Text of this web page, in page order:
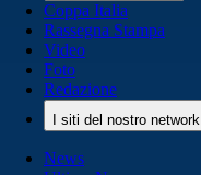
Coppa Italia
Rassegna Stampa
Video
Foto
Redazione
I siti del nostro network
News